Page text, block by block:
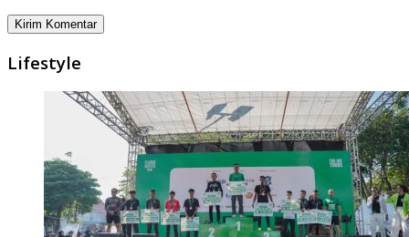
Lifestyle